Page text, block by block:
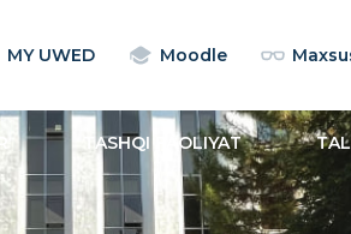
MY UWED Moodle
TASHQI FAOLIYAT